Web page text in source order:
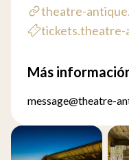
theatre-
tickets.theatre-
Más
message@theatre-